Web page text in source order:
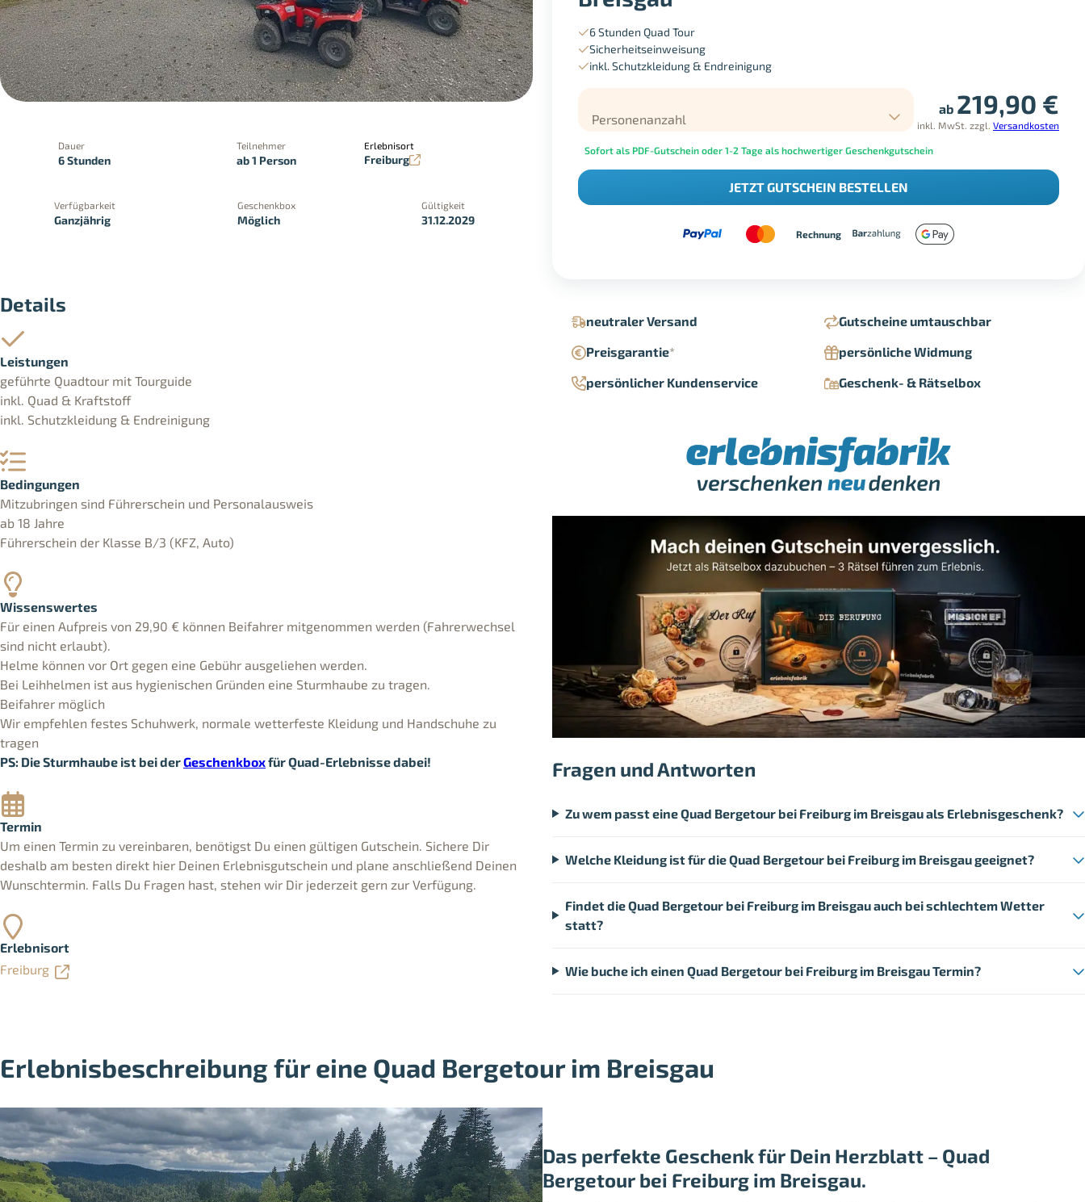
6 Stunden Quad Tour
Sicherheitseinweisung
inkl. Schutzkleidung & Endreinigung
Personenanzahl
ab 219,90 €
inkl. MwSt. zzgl. Versandkosten
Sofort als PDF-Gutschein oder 1-2 Tage als hochwertiger Geschenkgutschein
JETZT GUTSCHEIN BESTELLEN
Rechnung
Dauer
6 Stunden
Teilnehmer
ab 1 Person
Erlebnisort
Freiburg
Verfügbarkeit
Ganzjährig
Geschenkbox
Möglich
Gültigkeit
31.12.2029
neutraler Versand
Gutscheine umtauschbar
Preisgarantie*
persönliche Widmung
persönlicher Kundenservice
Geschenk- & Rätselbox
Details
Leistungen
geführte Quadtour mit Tourguide
inkl. Quad & Kraftstoff
inkl. Schutzkleidung & Endreinigung
Bedingungen
Mitzubringen sind Führerschein und Personalausweis
ab 18 Jahre
Führerschein der Klasse B/3 (KFZ, Auto)
Wissenswertes
Für einen Aufpreis von 29,90 € können Beifahrer mitgenommen werden (Fahrerwechsel
sind nicht erlaubt).
Helme können vor Ort gegen eine Gebühr ausgeliehen werden.
Bei Leihhelmen ist aus hygienischen Gründen eine Sturmhaube zu tragen.
Beifahrer möglich
Wir empfehlen festes Schuhwerk, normale wetterfeste Kleidung und Handschuhe zu
tragen
PS: Die Sturmhaube ist bei derGeschenkboxfür Quad-Erlebnisse dabei!
Termin
Um einen Termin zu vereinbaren, benötigst Du einen gültigen Gutschein. Sichere Dir
deshalb am besten direkt hier Deinen Erlebnisgutschein und plane anschließend Deinen
Wunschtermin. Falls Du Fragen hast, stehen wir Dir jederzeit gern zur Verfügung.
Erlebnisort
Freiburg
Fragen und Antworten
Zu wem passt eine Quad Bergetour bei Freiburg im Breisgau als Erlebnisgeschenk?
Welche Kleidung ist für die Quad Bergetour bei Freiburg im Breisgau geeignet?
Findet die Quad Bergetour bei Freiburg im Breisgau auch bei schlechtem Wetter
statt?
Wie buche ich einen Quad Bergetour bei Freiburg im Breisgau Termin?
Erlebnisbeschreibung für eine Quad Bergetour im Breisgau
Das perfekte Geschenk für Dein Herzblatt – Quad
Bergetour bei Freiburg im Breisgau.